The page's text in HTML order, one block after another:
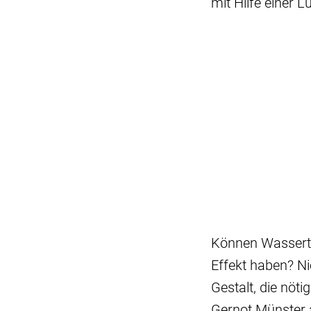
Können
Effekt haben?
Gestalt, die